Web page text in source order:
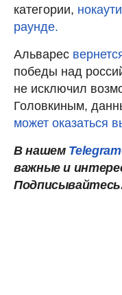
категории,
раунде.
Альварес
победы над
не исключил
Головкиным,
может оказаться
В нашем Telegram
важные и